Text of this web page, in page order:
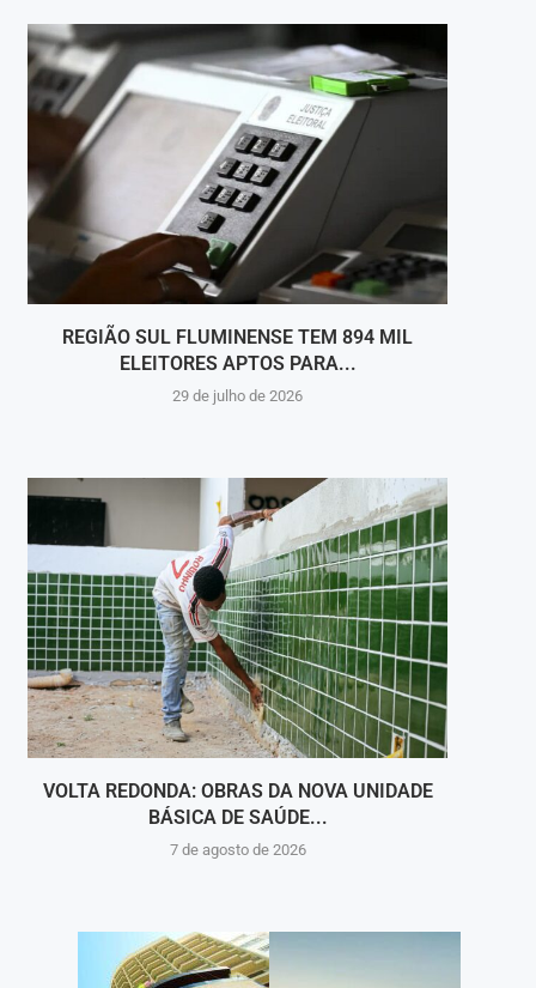
REGIÃO SUL FLUMINENSE TEM 894 MIL
ELEITORES APTOS PARA...
29 de julho de 2026
VOLTA REDONDA: OBRAS DA NOVA UNIDADE
BÁSICA DE SAÚDE...
7 de agosto de 2026